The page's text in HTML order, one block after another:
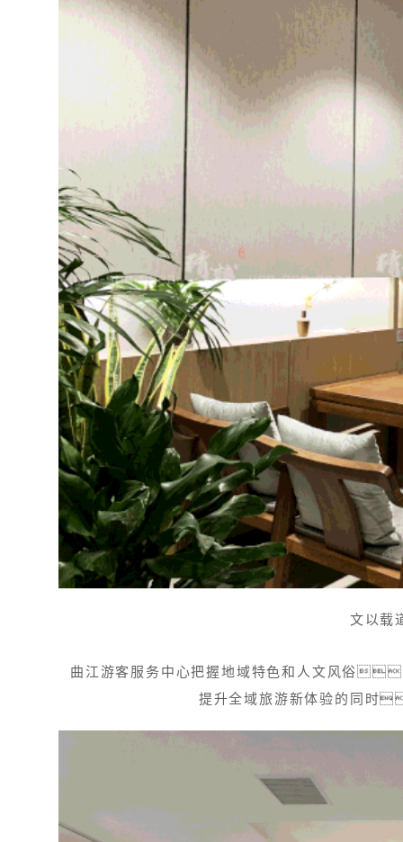
文以
曲江游客服务中心把握地域特色和人文风俗
提升全域旅游新体验的同时